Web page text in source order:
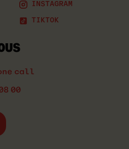
INSTAGRAM
TIKTOK
call
00